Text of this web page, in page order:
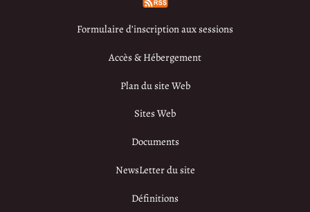
Formulaire d’inscription aux sessions
Accès & Hébergement
Plan du site Web
Sites Web
Documents
NewsLetter du site
Définitions